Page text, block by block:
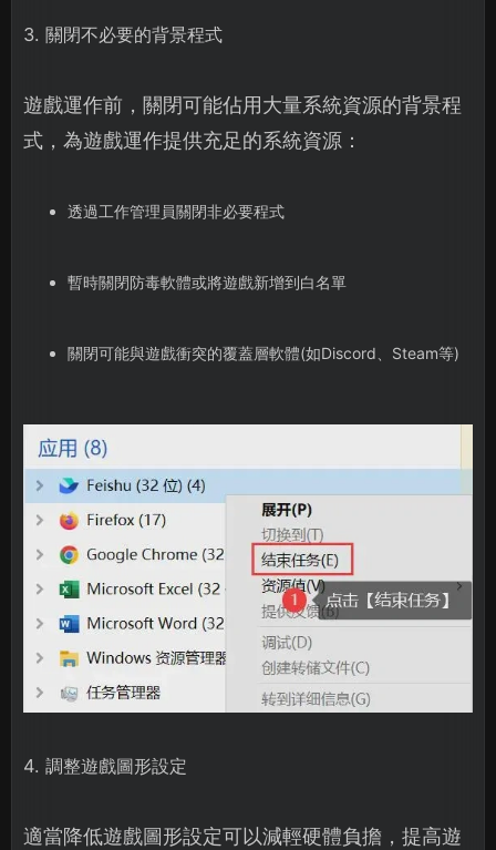
3. 關閉不必要的背景程式
遊戲運作前，關閉可能佔用大量系統資源的背景程
式，為遊戲運作提供充足的系統資源：
透過工作管理員關閉非必要程式
暫時關閉防毒軟體或將遊戲新增到白名單
關閉可能與遊戲衝突的覆蓋層軟體(如Discord、Steam等)
4. 調整遊戲圖形設定
適當降低遊戲圖形設定可以減輕硬體負擔，提高遊